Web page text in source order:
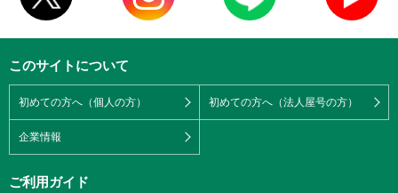
このサイトについて
初めての方へ（個人の方） 初めての方へ（法人屋号の方）
企業情報
ご利用ガイド